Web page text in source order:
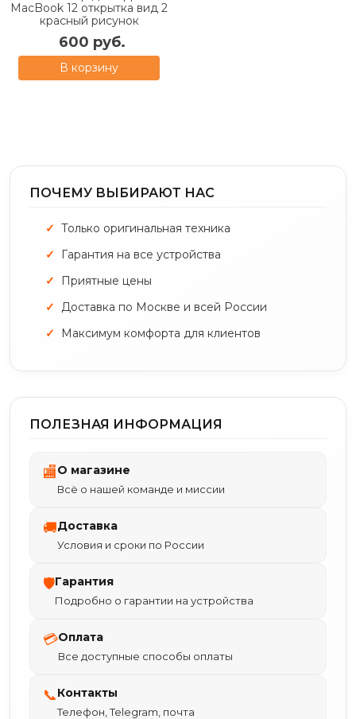
MacBook 12 открытка вид 2
красный рисунок
600 руб.
В корзину
ПОЧЕМУ ВЫБИРАЮТ НАС
Только оригинальная техника
Гарантия на все устройства
Приятные цены
Доставка по Москве и всей России
Максимум комфорта для клиентов
ПОЛЕЗНАЯ ИНФОРМАЦИЯ
🏬О магазине
Всё о нашей команде и миссии
🚚Доставка
Условия и сроки по России
🛡Гарантия
Подробно о гарантии на устройства
💳Оплата
Все доступные способы оплаты
📞Контакты
Телефон, Telegram, почта